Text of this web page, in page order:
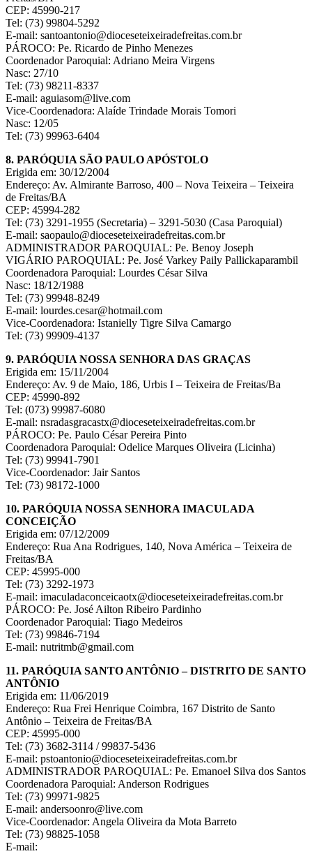
CEP: 45990-217
Tel: (73) 99804-5292
E-mail: santoantonio@dioceseteixeiradefreitas.com.br
PÁROCO: Pe. Ricardo de Pinho Menezes
Coordenador Paroquial: Adriano Meira Virgens
Nasc: 27/10
Tel: (73) 98211-8337
E-mail: aguiasom@live.com
Vice-Coordenadora: Alaíde Trindade Morais Tomori
Nasc: 12/05
Tel: (73) 99963-6404
8. PARÓQUIA SÃO PAULO APÓSTOLO
Erigida em: 30/12/2004
Endereço: Av. Almirante Barroso, 400 – Nova Teixeira – Teixeira
de Freitas/BA
CEP: 45994-282
Tel: (73) 3291-1955 (Secretaria) – 3291-5030 (Casa Paroquial)
E-mail: saopaulo@dioceseteixeiradefreitas.com.br
ADMINISTRADOR PAROQUIAL: Pe. Benoy Joseph
VIGÁRIO PAROQUIAL: Pe. José Varkey Paily Pallickaparambil
Coordenadora Paroquial: Lourdes César Silva
Nasc: 18/12/1988
Tel: (73) 99948-8249
E-mail: lourdes.cesar@hotmail.com
Vice-Coordenadora: Istanielly Tigre Silva Camargo
Tel: (73) 99909-4137
9. PARÓQUIA NOSSA SENHORA DAS GRAÇAS
Erigida em: 15/11/2004
Endereço: Av. 9 de Maio, 186, Urbis I – Teixeira de Freitas/Ba
CEP: 45990-892
Tel: (073) 99987-6080
E-mail: nsradasgracastx@dioceseteixeiradefreitas.com.br
PÁROCO: Pe. Paulo César Pereira Pinto
Coordenadora Paroquial: Odelice Marques Oliveira (Licinha)
Tel: (73) 99941-7901
Vice-Coordenador: Jair Santos
Tel: (73) 98172-1000
10. PARÓQUIA NOSSA SENHORA IMACULADA
CONCEIÇÃO
Erigida em: 07/12/2009
Endereço: Rua Ana Rodrigues, 140, Nova América – Teixeira de
Freitas/BA
CEP: 45995-000
Tel: (73) 3292-1973
E-mail: imaculadaconceicaotx@dioceseteixeiradefreitas.com.br
PÁROCO: Pe. José Ailton Ribeiro Pardinho
Coordenador Paroquial: Tiago Medeiros
Tel: (73) 99846-7194
E-mail: nutritmb@gmail.com
11. PARÓQUIA SANTO ANTÔNIO – DISTRITO DE SANTO
ANTÔNIO
Erigida em: 11/06/2019
Endereço: Rua Frei Henrique Coimbra, 167 Distrito de Santo
Antônio – Teixeira de Freitas/BA
CEP: 45995-000
Tel: (73) 3682-3114 / 99837-5436
E-mail: pstoantonio@dioceseteixeiradefreitas.com.br
ADMINISTRADOR PAROQUIAL: Pe. Emanoel Silva dos Santos
Coordenadora Paroquial: Anderson Rodrigues
Tel: (73) 99971-9825
E-mail: andersoonro@live.com
Vice-Coordenador: Angela Oliveira da Mota Barreto
Tel: (73) 98825-1058
E-mail: